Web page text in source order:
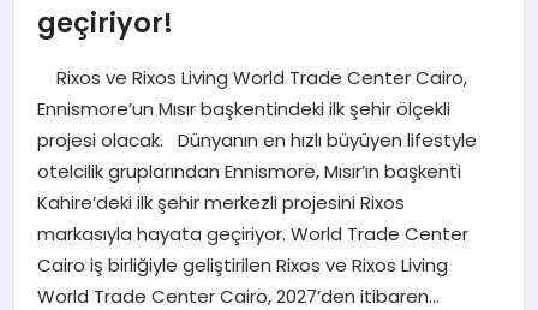
SAĞLIK
DÜNYA
MAGAZIN
geçiriyor!
Rixos ve Rixos Living World Trade Center Cairo,
Ennismore’un Mısır başkentindeki ilk şehir ölçekli
projesi olacak. Dünyanın en hızlı büyüyen lifestyle
otelcilik gruplarından Ennismore, Mısır’ın başkenti
Kahire’deki ilk şehir merkezli projesini Rixos
markasıyla hayata geçiriyor. World Trade Center
Cairo iş birliğiyle geliştirilen Rixos ve Rixos Living
World Trade Center Cairo, 2027’den itibaren…